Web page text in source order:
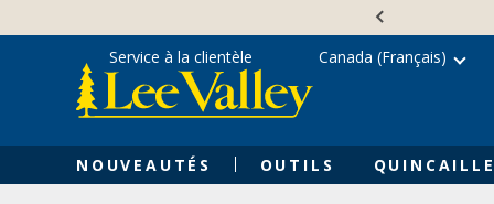
content
NOUVEAUTÉS OUTILS
Service à la clientèle Canada (Français)